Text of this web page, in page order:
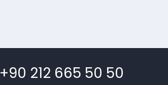
+90 212 665 50 50